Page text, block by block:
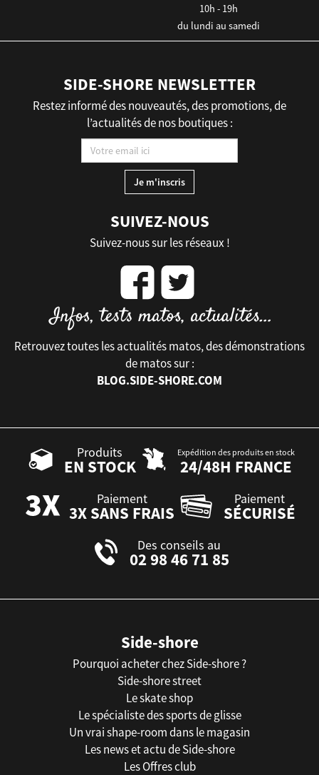
10h - 19h
du lundi au samedi
SIDE-SHORE NEWSLETTER
Restez informé des nouveautés, des promotions, de
l’actualités de nos boutiques :
SUIVEZ-NOUS
Suivez-nous sur les réseaux !
Retrouvez toutes les actualités matos, des démonstrations
de matos sur :
BLOG.SIDE-SHORE.COM
Produits
EN STOCK
Expédition des produits en stock
24/48H FRANCE
Paiement
3X SANS FRAIS
Paiement
SÉCURISÉ
Des conseils au
02 98 46 71 85
Side-shore
Pourquoi acheter chez Side-shore ?
Side-shore street
Le skate shop
Le spécialiste des sports de glisse
Un vrai shape-room dans le magasin
Les news et actu de Side-shore
Les Offres club